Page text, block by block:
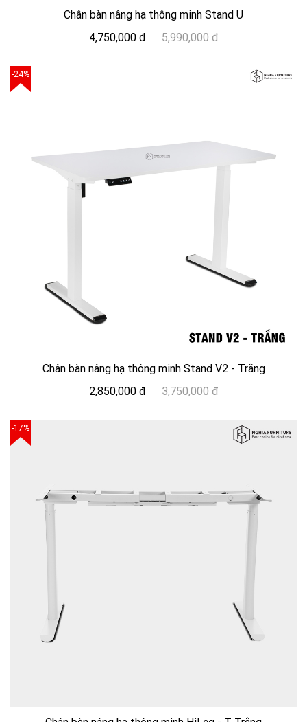
Chân bàn nâng hạ thông minh Stand U
4,750,000 đ
5,990,000 đ
-24%
Chân bàn nâng hạ thông minh Stand V2 - Trắng
2,850,000 đ
3,750,000 đ
-17%